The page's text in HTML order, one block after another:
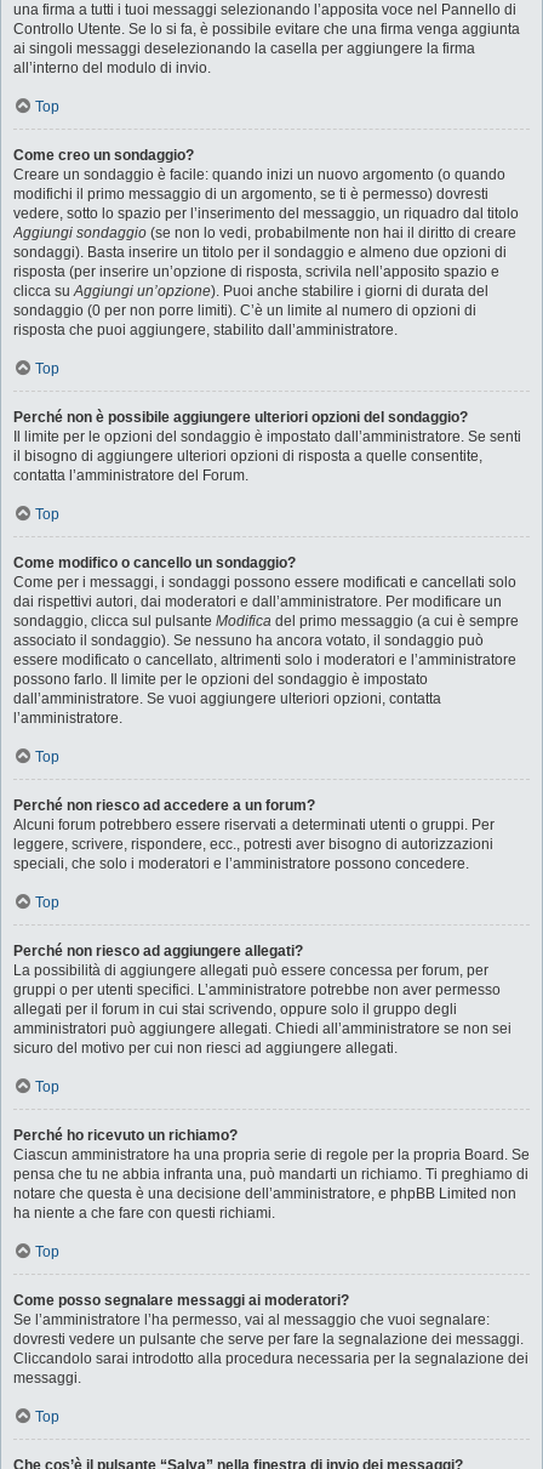
una firma a tutti i tuoi messaggi selezionando l’apposita voce nel Pannello di
Controllo Utente. Se lo si fa, è possibile evitare che una firma venga aggiunta
ai singoli messaggi deselezionando la casella per aggiungere la firma
all’interno del modulo di invio.
Top
Come creo un sondaggio?
Creare un sondaggio è facile: quando inizi un nuovo argomento (o quando
modifichi il primo messaggio di un argomento, se ti è permesso) dovresti
vedere, sotto lo spazio per l’inserimento del messaggio, un riquadro dal titolo
Aggiungi sondaggio (se non lo vedi, probabilmente non hai il diritto di creare
sondaggi). Basta inserire un titolo per il sondaggio e almeno due opzioni di
risposta (per inserire un’opzione di risposta, scrivila nell’apposito spazio e
clicca suAggiungi un’opzione). Puoi anche stabilire i giorni di durata del
sondaggio (0 per non porre limiti). C’è un limite al numero di opzioni di
risposta che puoi aggiungere, stabilito dall’amministratore.
Top
Perché non è possibile aggiungere ulteriori opzioni del sondaggio?
Il limite per le opzioni del sondaggio è impostato dall’amministratore. Se senti
il bisogno di aggiungere ulteriori opzioni di risposta a quelle consentite,
contatta l’amministratore del Forum.
Top
Come modifico o cancello un sondaggio?
Come per i messaggi, i sondaggi possono essere modificati e cancellati solo
dai rispettivi autori, dai moderatori e dall’amministratore. Per modificare un
sondaggio, clicca sul pulsante Modifica del primo messaggio (a cui è sempre
associato il sondaggio). Se nessuno ha ancora votato, il sondaggio può
essere modificato o cancellato, altrimenti solo i moderatori e l’amministratore
possono farlo. Il limite per le opzioni del sondaggio è impostato
dall’amministratore. Se vuoi aggiungere ulteriori opzioni, contatta
l’amministratore.
Top
Perché non riesco ad accedere a un forum?
Alcuni forum potrebbero essere riservati a determinati utenti o gruppi. Per
leggere, scrivere, rispondere, ecc., potresti aver bisogno di autorizzazioni
speciali, che solo i moderatori e l’amministratore possono concedere.
Top
Perché non riesco ad aggiungere allegati?
La possibilità di aggiungere allegati può essere concessa per forum, per
gruppi o per utenti specifici. L’amministratore potrebbe non aver permesso
allegati per il forum in cui stai scrivendo, oppure solo il gruppo degli
amministratori può aggiungere allegati. Chiedi all’amministratore se non sei
sicuro del motivo per cui non riesci ad aggiungere allegati.
Top
Perché ho ricevuto un richiamo?
Ciascun amministratore ha una propria serie di regole per la propria Board. Se
pensa che tu ne abbia infranta una, può mandarti un richiamo. Ti preghiamo di
notare che questa è una decisione dell’amministratore, e phpBB Limited non
ha niente a che fare con questi richiami.
Top
Come posso segnalare messaggi ai moderatori?
Se l’amministratore l’ha permesso, vai al messaggio che vuoi segnalare:
dovresti vedere un pulsante che serve per fare la segnalazione dei messaggi.
Cliccandolo sarai introdotto alla procedura necessaria per la segnalazione dei
messaggi.
Top
Che cos’è il pulsante “Salva” nella finestra di invio dei messaggi?